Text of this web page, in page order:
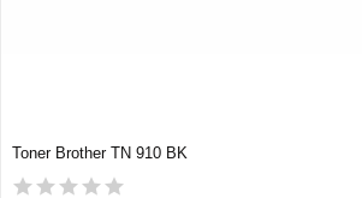
Toner Brother TN 910 BK